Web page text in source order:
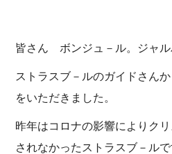
皆さん ボンジュ－ル。ジャル
ストラスブ－ルのガイドさん
をいただきました。
昨年はコロナの影響によりク
されなかったストラスブ－ル